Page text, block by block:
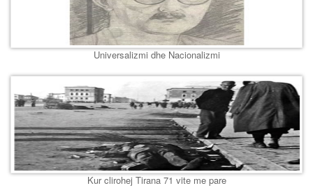
Universalizmi dhe Nacionalizmi
Kur clirohej Tirana 71 vite me pare